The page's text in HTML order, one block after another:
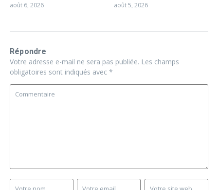
août 6, 2026 août 5, 2026
Répondre
Votre adresse e-mail ne sera pas publiée. Les champs
obligatoires sont indiqués avec *